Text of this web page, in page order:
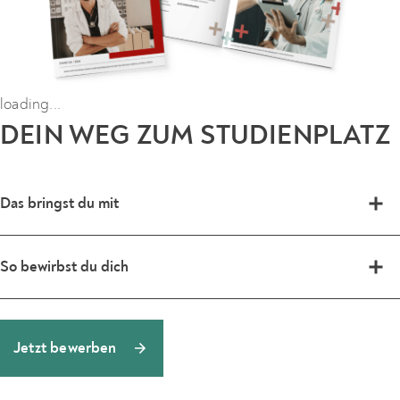
Erkenntnisse zu bewerten, anzuwenden und an der
Weiterentwicklung von Behandlungsstandards mitzuwirken.
Prozessmanagement und Teamkoordination
Unterstützung bei der Dokumentation
loading...
DEIN WEG ZUM STUDIENPLATZ
Das bringst du mit
Assistance für Gesundheitsberufe (B.Sc.) in Frankfurt am
Main, Hamburg, Heidelberg, München, Köln, Düsseldorf
folgende Voraussetzungen erfüllen:
Nachweis über eine Hochschulzugangsberechtigung
So bewirbst du dich
Bewerbungsformular. Mehr zum Bewerbungsprozess
Jetzt bewerben